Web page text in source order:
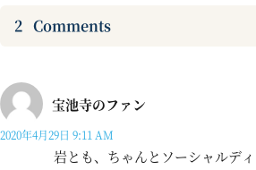
2 Comments
宝池寺のファン
2020年4月29日 9:11 AM
岩とも、ちゃんとソーシャルデ